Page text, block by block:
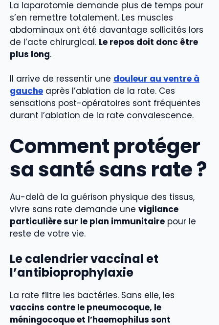
La laparotomie demande plus de temps pour
s’en remettre totalement. Les muscles
abdominaux ont été davantage sollicités lors
de l’acte chirurgical. Le repos doit donc être
plus long.
Il arrive de ressentir une douleur au ventre à
gauche après l’ablation de la rate. Ces
sensations post-opératoires sont fréquentes
durant l’ablation de la rate convalescence.
Comment protéger
sa santé sans rate ?
Au-delà de la guérison physique des tissus,
vivre sans rate demande une vigilance
particulière sur le plan immunitaire pour le
reste de votre vie.
Le calendrier vaccinal et
l’antibioprophylaxie
La rate filtre les bactéries. Sans elle, les
vaccins contre le pneumocoque, le
méningocoque et l’haemophilus sont